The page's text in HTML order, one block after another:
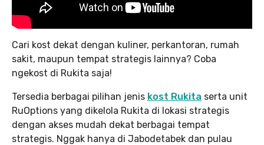
Cari kost dekat dengan kuliner, perkantoran, rumah
sakit, maupun tempat strategis lainnya? Coba
ngekost di Rukita saja!
Tersedia berbagai pilihan jenis kost Rukita serta unit
RuOptions yang dikelola Rukita di lokasi strategis
dengan akses mudah dekat berbagai tempat
strategis. Nggak hanya di Jabodetabek dan pulau